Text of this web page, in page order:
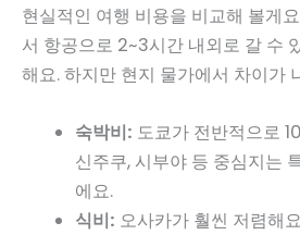
현실적인 여행 비용을 비교해 볼게
서 항공으로 2~3시간 내외로 갈 수
해요. 하지만 현지 물가에서 차이가
숙박비: 도쿄가 전반적으로
신주쿠, 시부야 등 중심지는
에요.
식비: 오사카가 훨씬 저렴해